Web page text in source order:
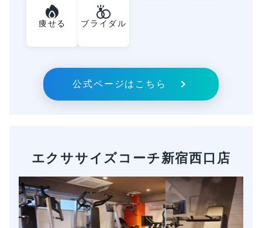
痩せる ブライダル
公式ページはこちら
エクササイズコーチ新宿西口店